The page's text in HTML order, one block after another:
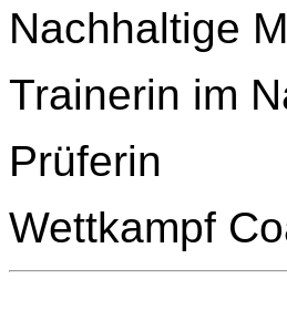
Nachhaltige
Trainerin im
Prüferin
Wettkampf